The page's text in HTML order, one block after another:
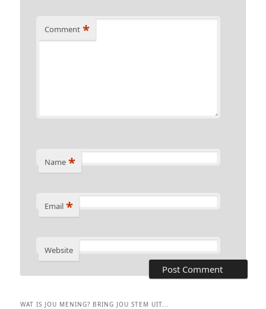
Comment *
Name *
Email *
Website
WAT IS JOU MENING? BRING JOU STEM UIT...